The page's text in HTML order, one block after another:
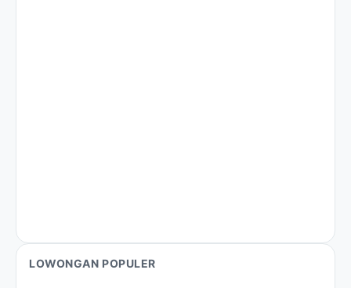
LOWONGAN POPULER